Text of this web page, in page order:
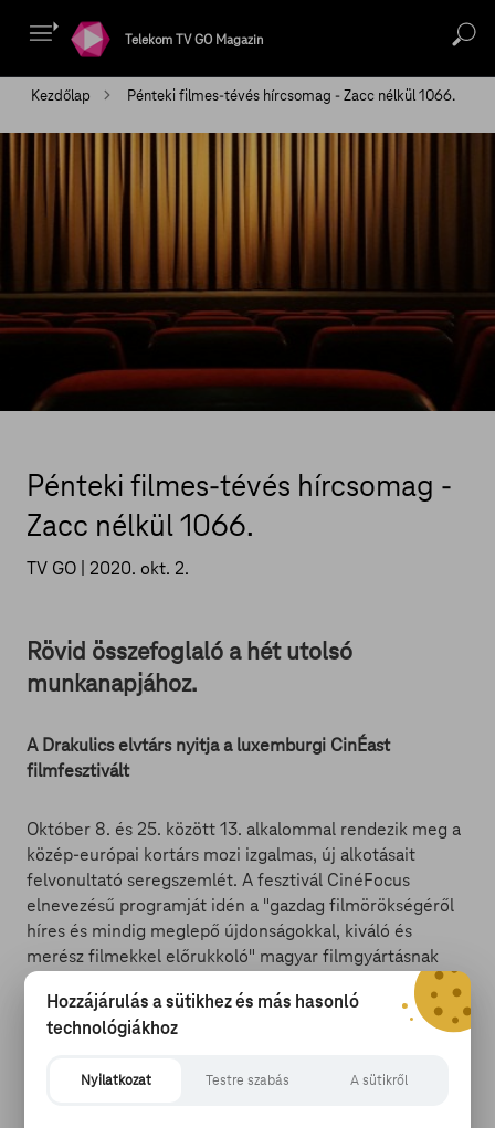
Telekom TV GO Magazin
Kezdőlap Pénteki filmes-tévés hírcsomag - Zacc nélkül 1066.
Pénteki filmes-tévés hírcsomag -
Zacc nélkül 1066.
TV GO | 2020. okt. 2.
Rövid összefoglaló a hét utolsó
munkanapjához.
A Drakulics elvtárs nyitja a luxemburgi CinÉast
filmfesztivált
Október 8. és 25. között 13. alkalommal rendezik meg a
közép-európai kortárs mozi izgalmas, új alkotásait
felvonultató seregszemlét. A fesztivál CinéFocus
elnevezésű programját idén a "gazdag filmörökségéről
híres és mindig meglepő újdonságokkal, kiváló és
merész filmekkel előrukkoló" magyar filmgyártásnak
szentelik - írja a közlemény.
A luxemburgi közönség megnézheti Bodzsár Márk
FOMO, Hajdu Szabolcs Békeidő és Orosz Dénes Seveled
Hozzájárulás a sütikhez és más hasonló
technológiákhoz
Nyilatkozat Testre szabás A sütikről